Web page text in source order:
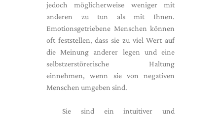
jedoch möglicherweise weniger mit
anderen zu tun als mit Ihnen.
Emotionsgetriebene Menschen können
oft feststellen, dass sie zu viel Wert auf
die Meinung anderer legen und eine
selbstzerstörerische Haltung
einnehmen, wenn sie von negativen
Menschen umgeben sind.
Sie sind ein intuitiver und